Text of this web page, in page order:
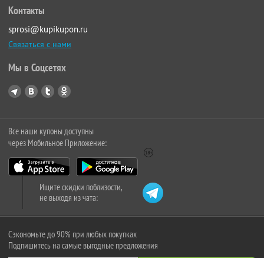
Контакты
sprosi@kupikupon.ru
Связаться с нами
Мы в Соцсетях
Все наши купоны доступны
через Мобильное Приложение:
Ищите скидки поблизости,
не выходя из чата:
Сэкономьте до 90% при любых покупках
Подпишитесь на самые выгодные предложения